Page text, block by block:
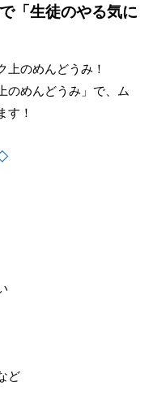
「生徒のやる気に
上のめんどうみ！
のめんどうみ」で、ム
す！
ど